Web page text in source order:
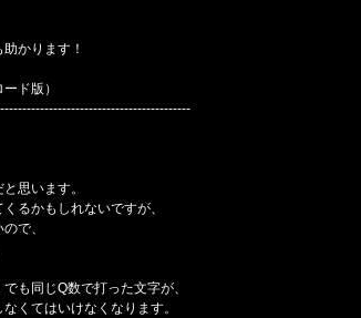
かります！
ード版）
思います。
るかもしれないですが、
で、
も同じQ数で打った文字が、
くてはいけなくなります。